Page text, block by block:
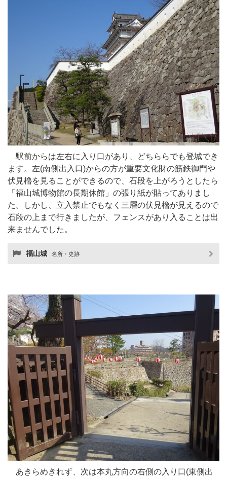
駅前からは左右に入り口があり、どちららでも登城でき
ます。左(南側出入口)からの方が重要文化財の筋鉄御門や
伏見櫓を見ることができるので、石段を上がろうとしたら
「福山城博物館の長期休館」の張り紙が貼ってありまし
た。しかし、立入禁止でもなく三層の伏見櫓が見えるので
石段の上まで行きましたが、フェンスがあり入ることは出
来ませんでした。
福山城 名所・史跡
あきらめきれず、次は本丸方向の右側の入り口(東側出